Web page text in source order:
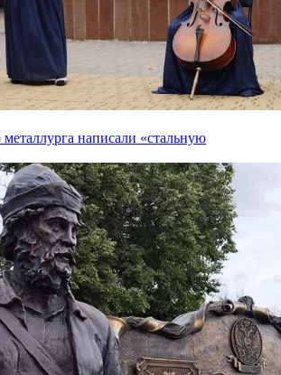
написали «стальную